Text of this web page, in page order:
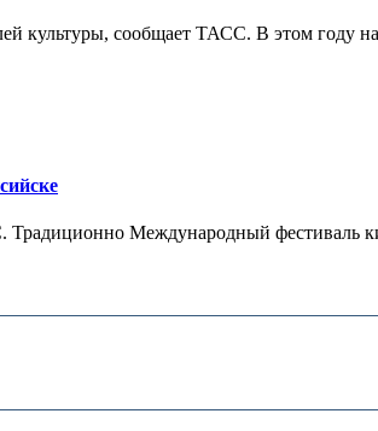
культуры, сообщает ТАСС. В этом году
Традиционно Международный